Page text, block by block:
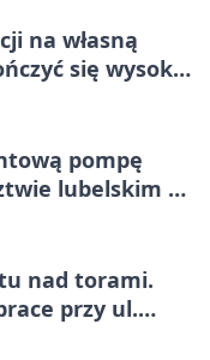
na własną
się wysoką
pompę
lubelskim -
nad torami.
przy ul.